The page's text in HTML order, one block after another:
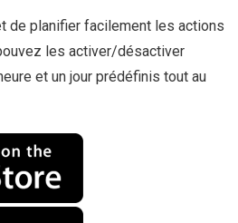
de planifier facilement les actions
les activer/désactiver
et un jour prédéfinis tout au